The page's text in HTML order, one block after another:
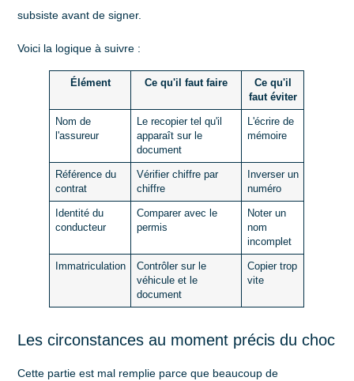
subsiste avant de signer.
Voici la logique à suivre :
Élément Ce qu'il faut faire
Ce qu'il
faut éviter
Nom de
l'assureur
Le recopier tel qu'il
apparaît sur le
document
L'écrire de
mémoire
Référence du
contrat
Vérifier chiffre par
chiffre
Inverser un
numéro
Identité du
conducteur
Comparer avec le
permis
Noter un
nom
incomplet
Immatriculation
Contrôler sur le
véhicule et le
document
Copier trop
vite
Les circonstances au moment précis du choc
Cette partie est mal remplie parce que beaucoup de